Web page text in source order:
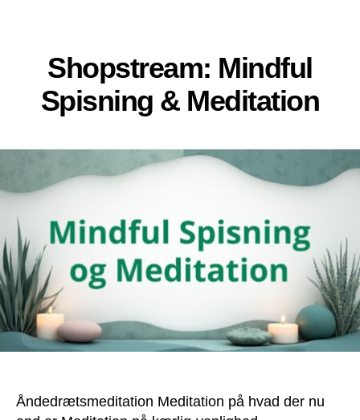
Shopstream: Mindful
Spisning & Meditation
Åndedrætsmeditation Meditation på hvad der nu